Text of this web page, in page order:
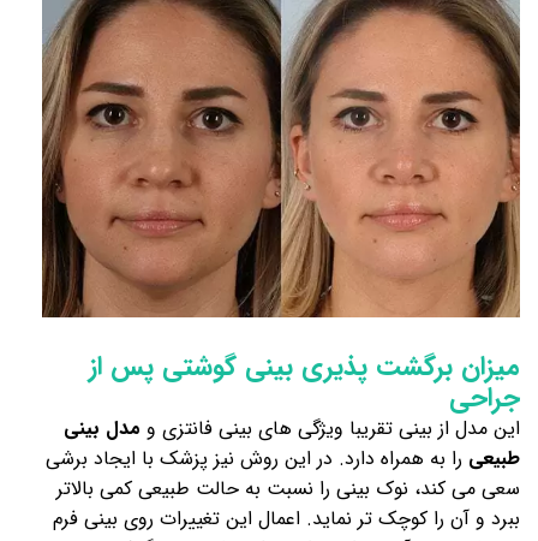
میزان برگشت پذیری بینی گوشتی پس از
جراحی
این مدل از بینی تقریبا ویژگی های بینی فانتزی و مدل بینی
طبیعی را به همراه دارد. در این روش نیز پزشک با ایجاد برشی
سعی می‌ کند، نوک بینی را نسبت به حالت طبیعی کمی بالاتر
ببرد و آن را کوچک تر نماید. اعمال این تغییرات روی بینی فرم